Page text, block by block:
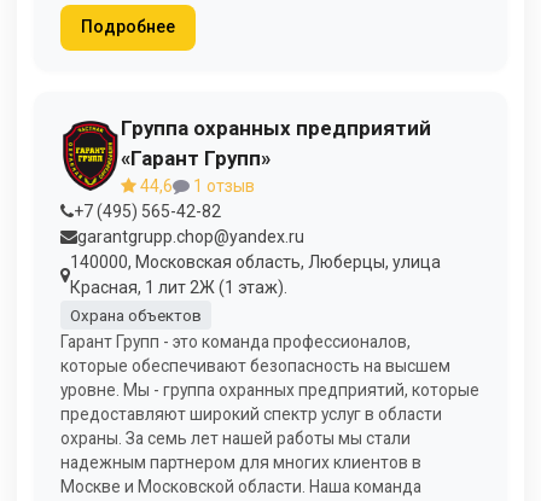
Подробнее
Группа охранных предприятий
«Гарант Групп»
44,6
1 отзыв
+7 (495) 565-42-82
garantgrupp.chop@yandex.ru
140000, Московская область, Люберцы, улица
Красная, 1 лит 2Ж (1 этаж).
Охрана объектов
Гарант Групп - это команда профессионалов,
которые обеспечивают безопасность на высшем
уровне. Мы - группа охранных предприятий, которые
предоставляют широкий спектр услуг в области
охраны. За семь лет нашей работы мы стали
надежным партнером для многих клиентов в
Москве и Московской области. Наша команда